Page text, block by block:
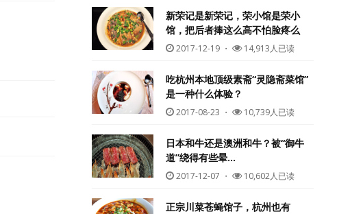
新荣记是新荣记，荣小馆是荣小
馆，把后者捧这么高不怕脸疼么
2017-12-19 ・ 14,913人已读
吃杭州本地顶级素斋“灵隐斋菜馆”
是一种什么体验？
2017-08-23 ・ 10,739人已读
日本和牛还是澳洲和牛？被“御牛
道”绕得有些晕…
2017-12-07 ・ 10,602人已读
正宗川菜苍蝇馆子，杭州也有